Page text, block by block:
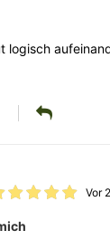
logisch
Vor